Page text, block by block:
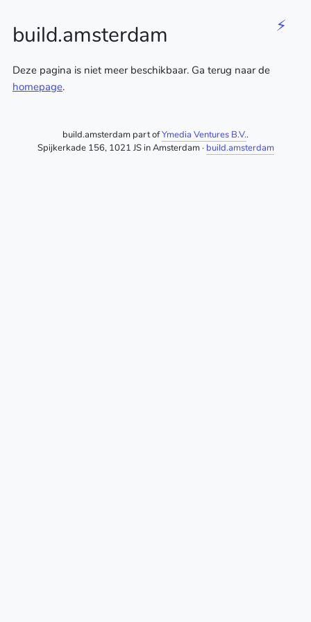
⚡
build.amsterdam
Deze pagina is niet meer beschikbaar. Ga terug naar de
homepage.
build.amsterdam part ofYmedia Ventures B.V..
Spijkerkade 156, 1021 JS in Amsterdam · build.amsterdam